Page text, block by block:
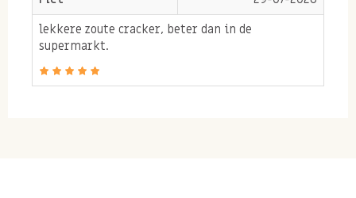
Allergie-informatie:
lekkere zoute cracker, beter dan in de
supermarkt.